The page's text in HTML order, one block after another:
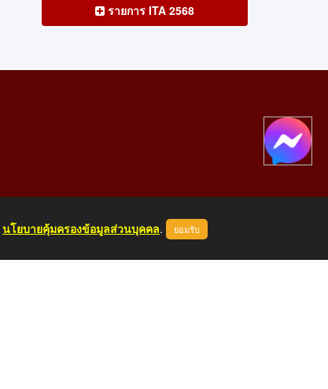
รายการ ITA 2568
นโยบายคุ้มครองข้อมูลส่วนบุคคล. ยอมรับ